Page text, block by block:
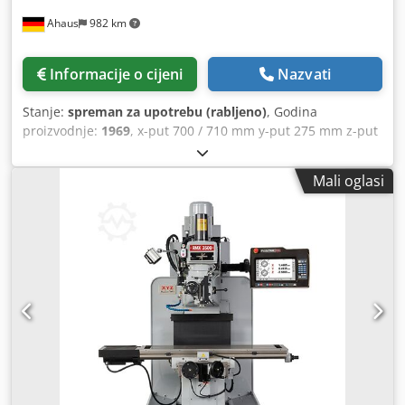
Ahaus 982 km
Informacije o cijeni Nazvati
Stanje: spreman za upotrebu (rabljeno), Godina
proizvodnje: 1969, x-put 700 / 710 mm y-put 275 mm z-put
350 mm Prihvatni konus glavnog vretena ISA 40 Površina za
pričvršćivanje stola 900 x 250 mm T-žljebovi 3 x 18 x 60
kom. Broj okretaja 32,0 - 2000 o/min Pomak, podesiv, 15 -
750 mm/min Napon 400 V Ukupna potrebna snaga 4,0 kW
Masa stroja cca 1400 kg Dimenzije (D-Š-V) 1000 x 1400 x
1800 mm iz radionice za obuku (strukovne škole) Oprema: -
robusna elektromotorska univerzalna glodalica - s
horizontalnim i vertikalnim glavnim vretenom * vertikalno
glavno vreteno može se zakretati u dvije ravnine za 360° -
stabilan stol s T-žljebovima za pričvršćivanje, s T-
žljebovima 18 - električno isključivanje pomaka Codpfx
Aezkbnzjm Tsha - podesiva brzina - zakretna radna
svjetiljka - upravljački ormarić, montiran s desne strane -
originalne upute za uporabu + tehnička dokumentacija
Mali oglasi